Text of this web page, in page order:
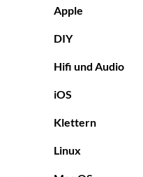
Apple
DIY
Hifi und Audio
iOS
Klettern
Linux